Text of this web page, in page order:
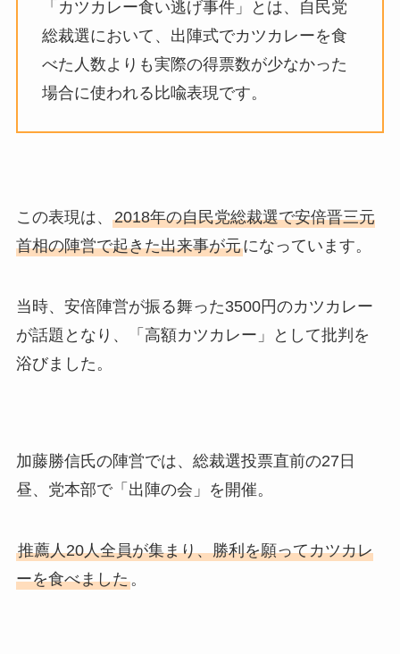
「カツカレー食い逃げ事件」とは、自民党
総裁選において、出陣式でカツカレーを食
べた人数よりも実際の得票数が少なかった
場合に使われる比喩表現です。
この表現は、 2018年の自民党総裁選で安倍晋三元
首相の陣営で起きた出来事が元になっています。
当時、安倍陣営が振る舞った3500円のカツカレー
が話題となり、「高額カツカレー」として批判を
浴びました。
加藤勝信氏の陣営では、総裁選投票直前の27日
昼、党本部で「出陣の会」を開催。
推薦人20人全員が集まり、勝利を願ってカツカレ
ーを食べました。